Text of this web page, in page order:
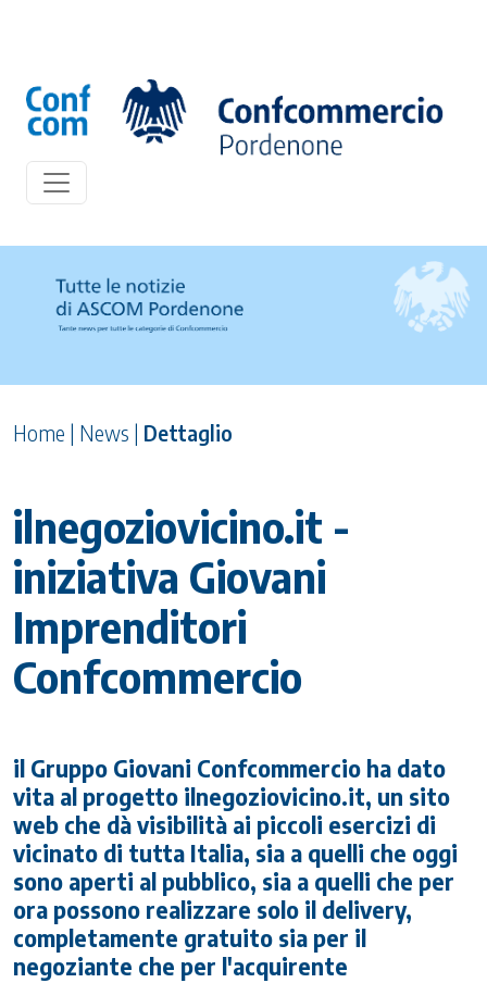
Home | News | Dettaglio
ilnegoziovicino.it -
iniziativa Giovani
Imprenditori
Confcommercio
il Gruppo Giovani Confcommercio ha dato
vita al progetto ilnegoziovicino.it, un sito
web che dà visibilità ai piccoli esercizi di
vicinato di tutta Italia, sia a quelli che oggi
sono aperti al pubblico, sia a quelli che per
ora possono realizzare solo il delivery,
completamente gratuito sia per il
negoziante che per l'acquirente